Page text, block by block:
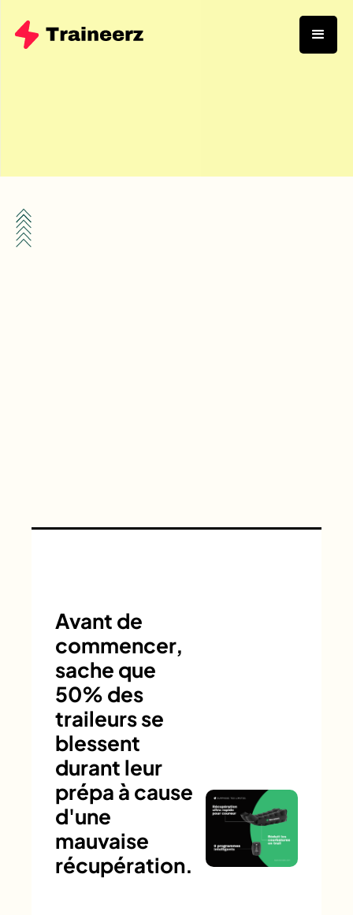
Avant de
commencer,
sache que
50% des
traileurs se
blessent
durant leur
prépa à cause
d'une
mauvaise
récupération.